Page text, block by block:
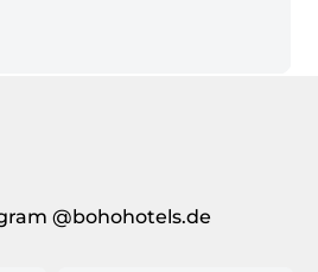
@bohohotels.de